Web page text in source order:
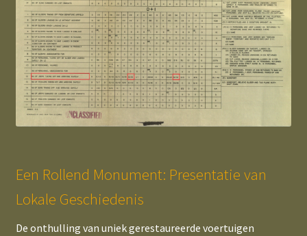
Een Rollend Monument: Presentatie van
Lokale Geschiedenis
De onthulling van uniek gerestaureerde voertuigen